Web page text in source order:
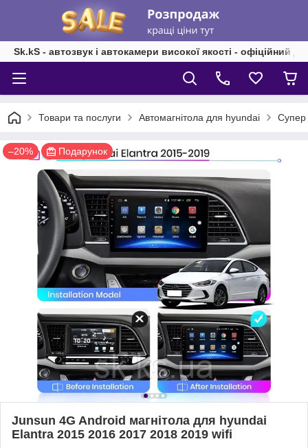
Sk.kS - автозвук і автокамери високої якості - офіційний
Товари та послуги Автомагнітола для hyundai Супер
–20% Подарунок
Junsun 4G Android магнітола для hyundai
Elantra 2015 2016 2017 2018 2019 wifi